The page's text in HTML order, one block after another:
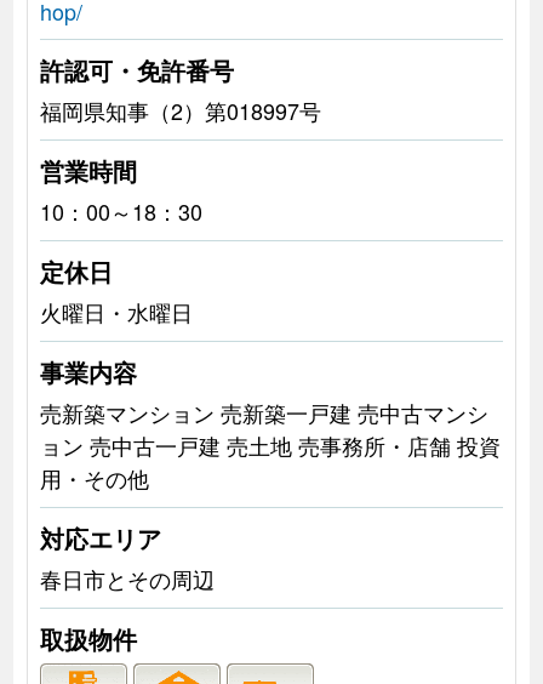
hop/
許認可・免許番号
福岡県知事（2）第018997号
営業時間
10：00～18：30
定休日
火曜日・水曜日
事業内容
売新築マンション 売新築一戸建 売中古マンシ
ョン 売中古一戸建 売土地 売事務所・店舗 投資
用・その他
対応エリア
春日市とその周辺
取扱物件